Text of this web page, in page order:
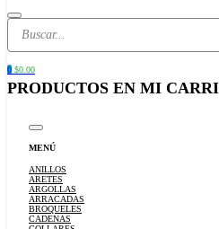
Search
0 $0.00
MENÚ
ANILLOS
ARETES
ARGOLLAS
ARRACADAS
BROQUELES
CADENAS